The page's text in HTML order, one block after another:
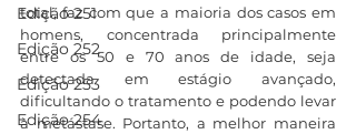
Edição 251
Edição 252
Edição 253
Edição 254
total, faz com que a maioria dos casos em
homens, concentrada principalmente
entre os 50 e 70 anos de idade, seja
detectada em estágio avançado,
dificultando o tratamento e podendo levar
à metástase. Portanto, a melhor maneira